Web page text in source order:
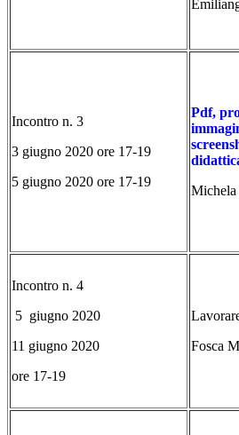
Incontro n. 3
3 giugno 2020 ore 17-19
5 giugno 2020 ore 17-19
Pdf,
Michela
Incontro n. 4
5 giugno 2020
11 giugno 2020
ore 17-19
Fosca